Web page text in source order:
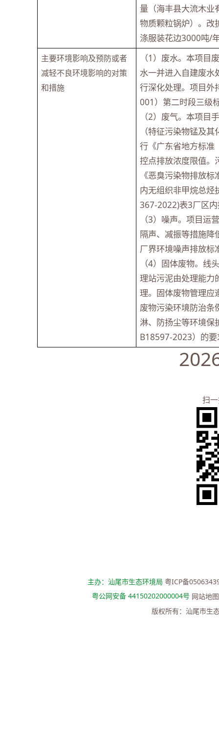
量（海丰县大流木
物质颗粒锅炉）。改
涤服装花边3000吨/
主要环境影响及预防或者
减轻不良环境影响的对策
和措施
（1）废水。本项目
水一并进入自建废水
行深化处理。项目外
001）第二时段三级
（2）废气。本项目
（特征污染物锰及
行《广东省地方标
控点排放浓度限值。
《恶臭污染物排放
内无组织非甲烷总烃
367-2022)表3厂区
（3）噪声。项目运
隔声、减振等措施降
厂界环境噪声排放
（4）固体废物。线
理站污泥由处理能力
理。固体废物管理应
废物污染环境防治条
淋、防扬尘等环境保
B18597-2023）的要
2026年5
扫
主办：汕尾市生态环境局粤ICP备
粤公网安备 44150202000004号 网站地图
版权所有：汕尾市生